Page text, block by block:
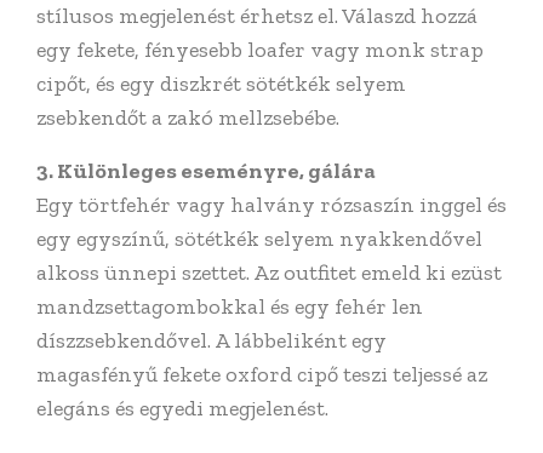
stílusos megjelenést érhetsz el. Válaszd hozzá
egy fekete, fényesebb loafer vagy monk strap
cipőt, és egy diszkrét sötétkék selyem
zsebkendőt a zakó mellzsebébe.
3. Különleges eseményre, gálára
Egy törtfehér vagy halvány rózsaszín inggel és
egy egyszínű, sötétkék selyem nyakkendővel
alkoss ünnepi szettet. Az outfitet emeld ki ezüst
mandzsettagombokkal és egy fehér len
díszzsebkendővel. A lábbeliként egy
magasfényű fekete oxford cipő teszi teljessé az
elegáns és egyedi megjelenést.